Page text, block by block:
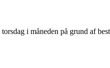
i måneden på grund af